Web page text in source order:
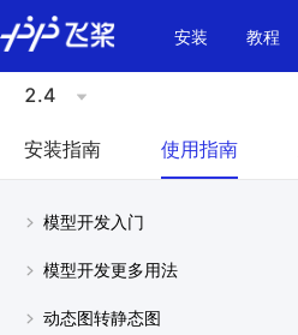
\u200E
安装
教程
2.4
安装指南 使用指南
模型开发入门
模型开发更多用法
动态图转静态图